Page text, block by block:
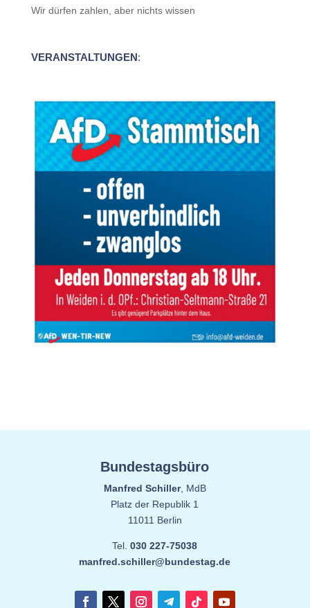
Wir dürfen zahlen, aber nichts wissen
VERANSTALTUNGEN:
Bundestagsbüro
Manfred Schiller, MdB
Platz der Republik 1
11011 Berlin
Tel.030 227-75038
manfred.schiller@bundestag.de